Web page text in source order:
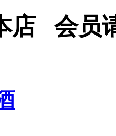
店 会员